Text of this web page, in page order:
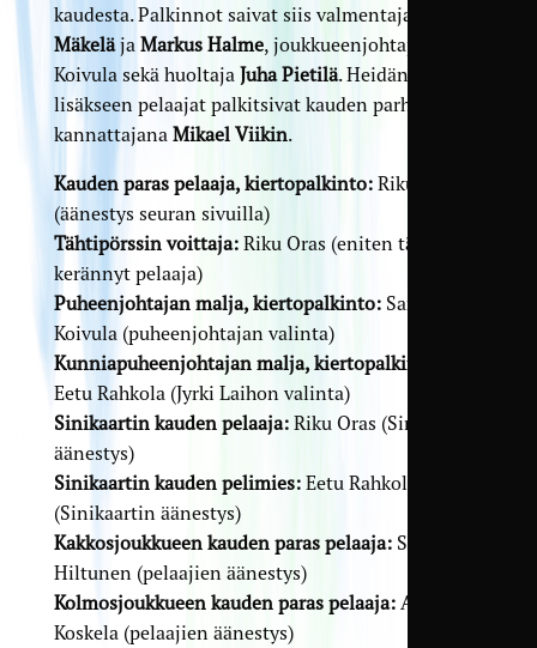
kaudesta. Palkinnot saivat siis valmentajat
Mäkeläja Markus Halme, joukkueenjohtaja Sami
Koivula sekä huoltaja Juha Pietilä. Heidän
lisäkseen pelaajat palkitsivat kauden parhaana
kannattajana Mikael Viikin.
Kauden paras pelaaja, kiertopalkinto:Riku Oras
(äänestys seuran sivuilla)
Tähtipörssin voittaja:Riku Oras (eniten tähtiä
kerännyt pelaaja)
Puheenjohtajan malja, kiertopalkinto:Sami
Koivula (puheenjohtajan valinta)
Kunniapuheenjohtajan malja, kiertopalkinto:
Eetu Rahkola (Jyrki Laihon valinta)
Sinikaartin kauden pelaaja:Riku Oras (Sinikaartin
äänestys)
Sinikaartin kauden pelimies:Eetu Rahkola
(Sinikaartin äänestys)
Kakkosjoukkueen kauden paras pelaaja:Severi
Hiltunen (pelaajien äänestys)
Kolmosjoukkueen kauden paras pelaaja:Artturi
Koskela (pelaajien äänestys)